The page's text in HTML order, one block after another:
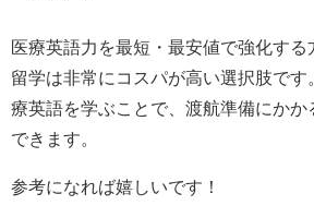
医療英語力を最短・最安値で強化する
留学は非常にコスパが高い選択肢です
療英語を学ぶことで、渡航準備にかか
できます。
参考になれば嬉しいです！